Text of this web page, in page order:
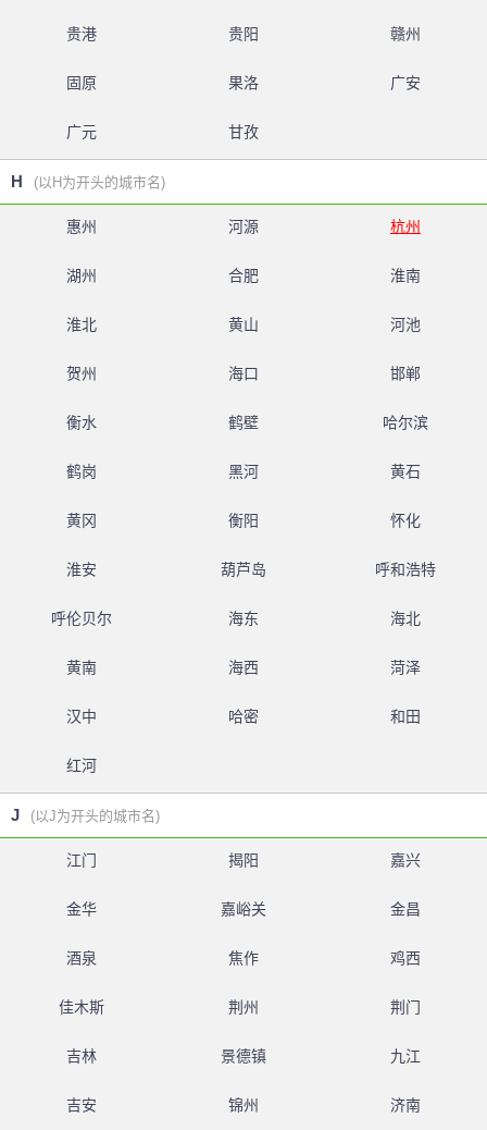
贵港 贵阳 赣州
固原 果洛 广安
广元 甘孜
H (以H为开头的城市名)
惠州 河源 杭州
湖州 合肥 淮南
淮北 黄山 河池
贺州 海口 邯郸
衡水 鹤壁 哈尔滨
鹤岗 黑河 黄石
黄冈 衡阳 怀化
淮安 葫芦岛 呼和浩特
呼伦贝尔 海东 海北
黄南 海西 菏泽
汉中 哈密 和田
红河
J (以J为开头的城市名)
江门 揭阳 嘉兴
金华 嘉峪关 金昌
酒泉 焦作 鸡西
佳木斯 荆州 荆门
吉林 景德镇 九江
吉安 锦州 济南